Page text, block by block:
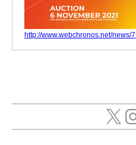
http://www.webchronos.net/news/